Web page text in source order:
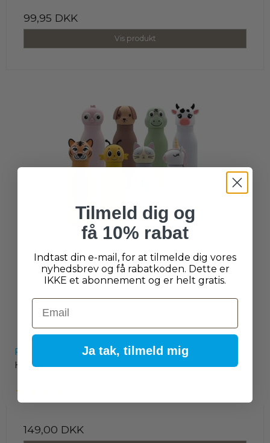
99,95 DKK
Vis produkt
Forever Friends Termoflaske
H-394
149,00 DKK
Tilmeld dig og
få 10% rabat
Indtast din e-mail, for at tilmelde dig vores
nyhedsbrev og få rabatkoden. Dette er
IKKE et abonnement og er helt gratis.
Email
Ja tak, tilmeld mig